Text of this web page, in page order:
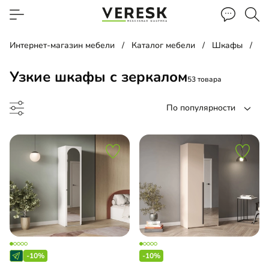
Интернет-магазин мебели Каталог мебели Шкафы
Узкие шкафы с зеркалом53 товара
По популярности
купе
гармошка
-10% -10%